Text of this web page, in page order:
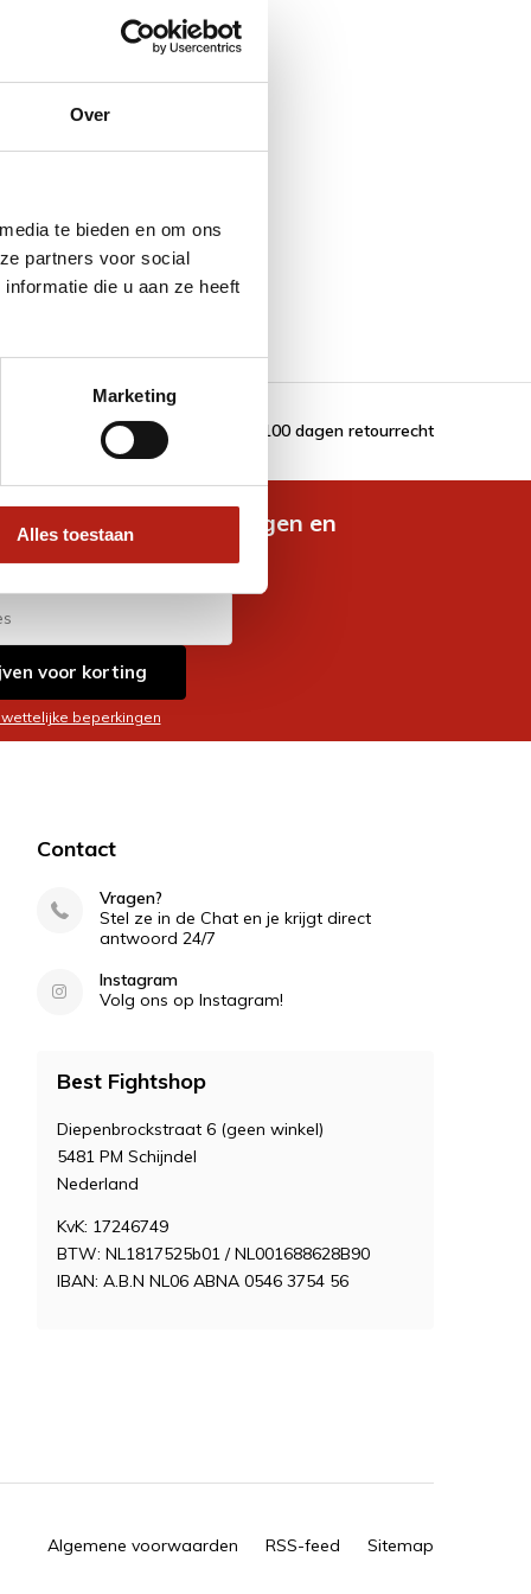
Over
te bieden en om ons
partners voor social
die u aan ze heeft
Marketing
Alles toestaan
100 dagen retourrecht
nieuwste aanbiedingen en
voor korting
beperkingen
Contact
Vragen?
Stel ze in de Chat en je krijgt direct
antwoord 24/7
Instagram
Volg ons op Instagram!
Best Fightshop
Diepenbrockstraat 6 (geen winkel)
5481 PM Schijndel
Nederland
KvK: 17246749
BTW: NL1817525b01 / NL001688628B90
IBAN: A.B.N NL06 ABNA 0546 3754 56
Algemene voorwaarden RSS-feed Sitemap